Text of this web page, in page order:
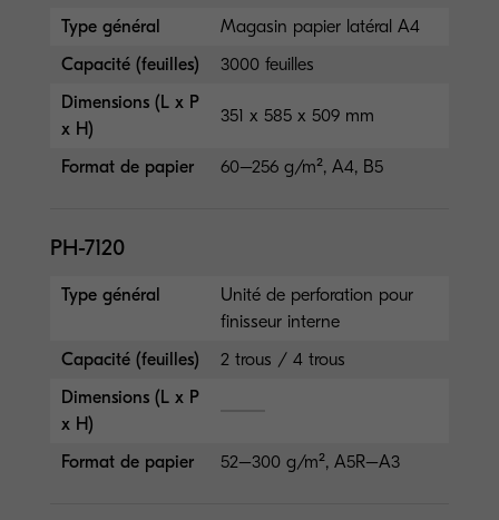
Type général
Magasin papier latéral A4
Capacité (feuilles)
3000 feuilles
Dimensions (L x P
x H)
351 x 585 x 509 mm
Format de papier 60–256 g/m², A4, B5
PH-7120
Type général
Unité de perforation pour
finisseur interne
Capacité (feuilles)
2 trous / 4 trous
Dimensions (L x P
x H)
Format de papier
52–300 g/m², A5R–A3